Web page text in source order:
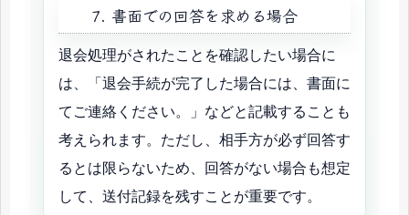
7. 書面での回答を求める場合
退会処理がされたことを確認したい場合に
は、「退会手続が完了した場合には、書面に
てご連絡ください。」などと記載することも
考えられます。ただし、相手方が必ず回答す
るとは限らないため、回答がない場合も想定
して、送付記録を残すことが重要です。